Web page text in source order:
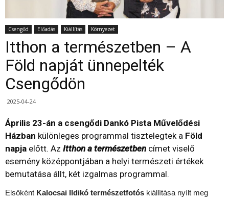
Csengőd Előadás Kiállítás Környezet
Itthon a természetben – A
Föld napját ünnepelték
Csengődön
2025-04-24
Április 23-án a csengődi Dankó Pista Művelődési
Házban különleges programmal tisztelegtek a Föld
napja előtt. Az Itthon a természetben címet viselő
esemény középpontjában a helyi természeti értékek
bemutatása állt, két izgalmas programmal.
Elsőként Kalocsai Ildikó természetfotós kiállítása nyílt meg